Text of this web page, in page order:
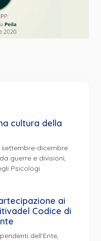
cultura della
settembre-dicembre
guerre e divisioni,
Psicologi
ai
Codice di
dell’Ente,